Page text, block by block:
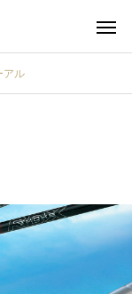
アル